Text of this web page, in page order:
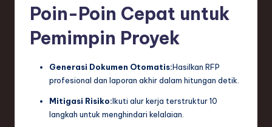
Poin-Poin Cepat untuk
Pemimpin Proyek
Generasi Dokumen Otomatis:Hasilkan RFP
profesional dan laporan akhir dalam hitungan detik.
Mitigasi Risiko:Ikuti alur kerja terstruktur 10
langkah untuk menghindari kelalaian.